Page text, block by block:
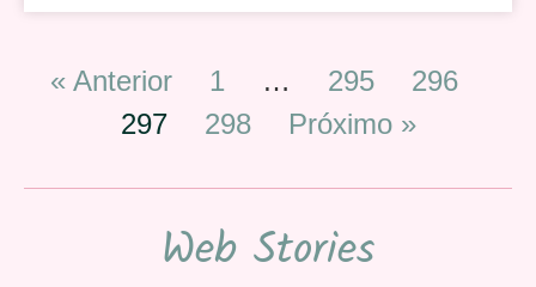
« Anterior 1 … 295
296
297
298 Próximo »
Web Stories